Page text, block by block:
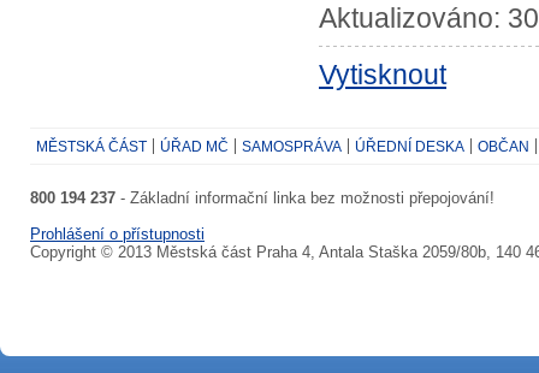
Aktualizováno:
Vytisknout
MĚSTSKÁ ČÁST ÚŘAD MČ SAMOSPRÁVA ÚŘEDNÍ DESKA OBČAN
800 194 237 - Základní informační linka bez možnosti přepojování!
Prohlášení o přístupnosti
Copyright © 2013 Městská část Praha 4, Antala Staška 2059/80b, 140